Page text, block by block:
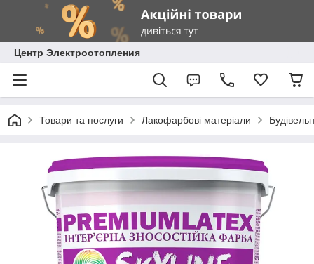
Центр Электроотопления
Товари та послуги Лакофарбові матеріали